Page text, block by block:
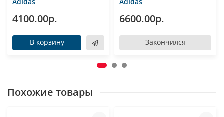
Adidas
4100.00р.
В корзину
Adidas
6600.00р.
Закончился
Похожие товары